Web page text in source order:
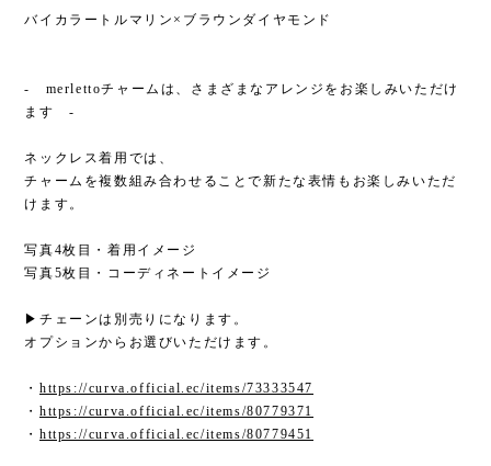
バイカラートルマリン×ブラウンダイヤモンド
- merlettoチャームは、さまざまなアレンジをお楽しみいただけ
ます -
ネックレス着用では、
チャームを複数組み合わせることで新たな表情もお楽しみいただ
けます。
写真4枚目・着用イメージ
写真5枚目・コーディネートイメージ
▶チェーンは別売りになります。
オプションからお選びいただけます。
・ https://curva.official.ec/items/73333547
・ https://curva.official.ec/items/80779371
・ https://curva.official.ec/items/80779451